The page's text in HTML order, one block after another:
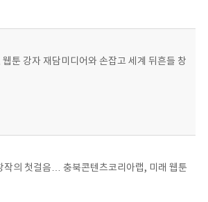
툰 강자 재담미디어와 손잡고 세계 뒤흔들 창
작의 첫걸음… 충북콘텐츠코리아랩, 미래 웹툰